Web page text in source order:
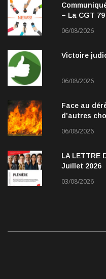
– La CGT
06/08/2026
Victoire
06/08/2026
Face au
d’autres
06/08/2026
LA LETTRE
Juillet 2026
03/08/2026